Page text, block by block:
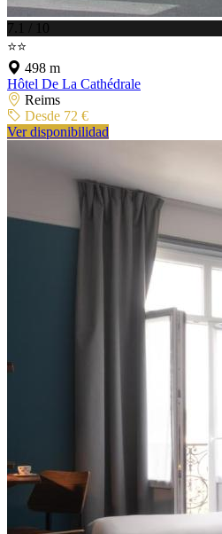
7.1 / 10
⭐⭐
498 m
Hôtel De La Cathédrale
Reims
Desde 72 €
Ver disponibilidad